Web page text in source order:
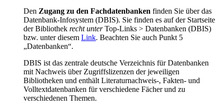
Den Zugang zu den Fachdatenbanken finden Sie über das
Datenbank-Infosystem (DBIS). Sie finden es auf der Startseite
der Bibliothek recht unterTop-Links > Datenbanken (DBIS)
bzw. unter diesem Link. Beachten Sie auch Punkt 5
„Datenbanken“.
DBIS ist das zentrale deutsche Verzeichnis für Datenbanken
mit Nachweis über Zugriffslizenzen der jeweiligen
Bibliotheken und enthält Literaturnachweis-, Fakten- und
Volltextdatenbanken für verschiedene Fächer und zu
verschiedenen Themen.